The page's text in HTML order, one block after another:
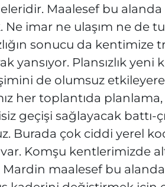
Maalesef bu
Ne imar ne ulaşım ne de
sonucu da kentimize
yansıyor. Plansızlık
de olumsuz
her toplantıda
geçişi sağlayacak battı-
Burada çok ciddi yerel
Komşu kentlerimizde
Mardin maalesef bu